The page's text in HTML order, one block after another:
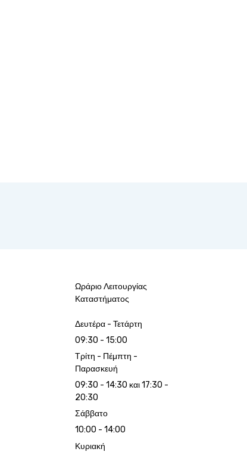
Ωράριο Λειτουργίας
Καταστήματος
Δευτέρα - Τετάρτη
09:30 - 15:00
Τρίτη - Πέμπτη -
Παρασκευή
09:30 - 14:30 και 17:30 -
20:30
Σάββατο
10:00 - 14:00
Κυριακή